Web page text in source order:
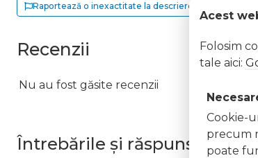
Raportează o inexactitate la descriere
Recenzii
Nu au fost găsite recenzii
Întrebările și răspunsurile
Acest
Folosim
tale aici:
Cookie-
precum
poate